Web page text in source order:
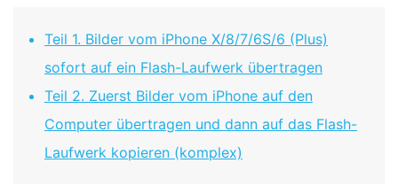
Teil 1. Bilder vom iPhone X/8/7/6S/6 (Plus)
sofort auf ein Flash-Laufwerk übertragen
Teil 2. Zuerst Bilder vom iPhone auf den
Computer übertragen und dann auf das Flash-
Laufwerk kopieren (komplex)